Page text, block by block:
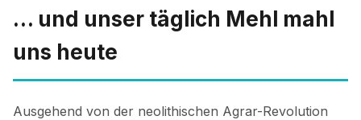
… und unser täglich Mehl mahl
uns heute
Ausgehend von der neolithischen Agrar-Revolution